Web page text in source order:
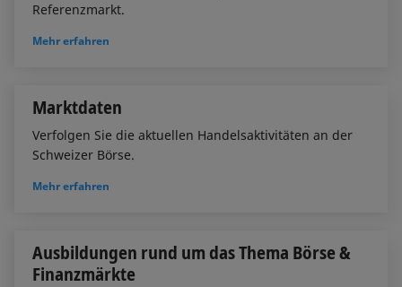
Referenzmarkt.
Mehr erfahren
Marktdaten
Verfolgen Sie die aktuellen Handelsaktivitäten an der
Schweizer Börse.
Mehr erfahren
Ausbildungen rund um das Thema Börse &
Finanzmärkte